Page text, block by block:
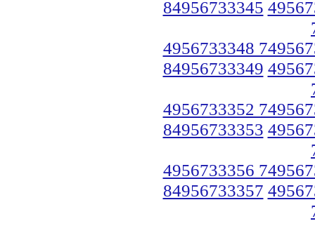
84956733345
4956733348
84956733349
4956733352
84956733353
4956733356
84956733357